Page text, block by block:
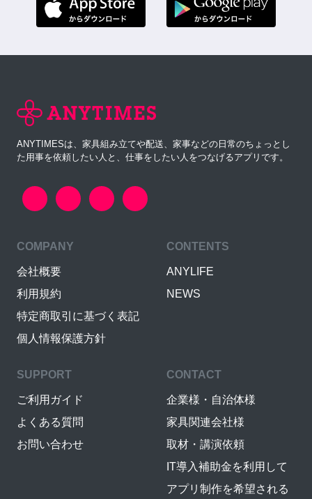
ANYTIMESは、家具組み立てや配送、家事などの日常のちょっとし
た用事を依頼したい人と、仕事をしたい人をつなげるアプリです。
COMPANY
会社概要
利用規約
特定商取引に基づく表記
個人情報保護方針
CONTENTS
ANYLIFE
NEWS
SUPPORT
ご利用ガイド
よくある質問
お問い合わせ
CONTACT
企業様・自治体様
家具関連会社様
取材・講演依頼
IT導入補助金を利用して
アプリ制作を希望される